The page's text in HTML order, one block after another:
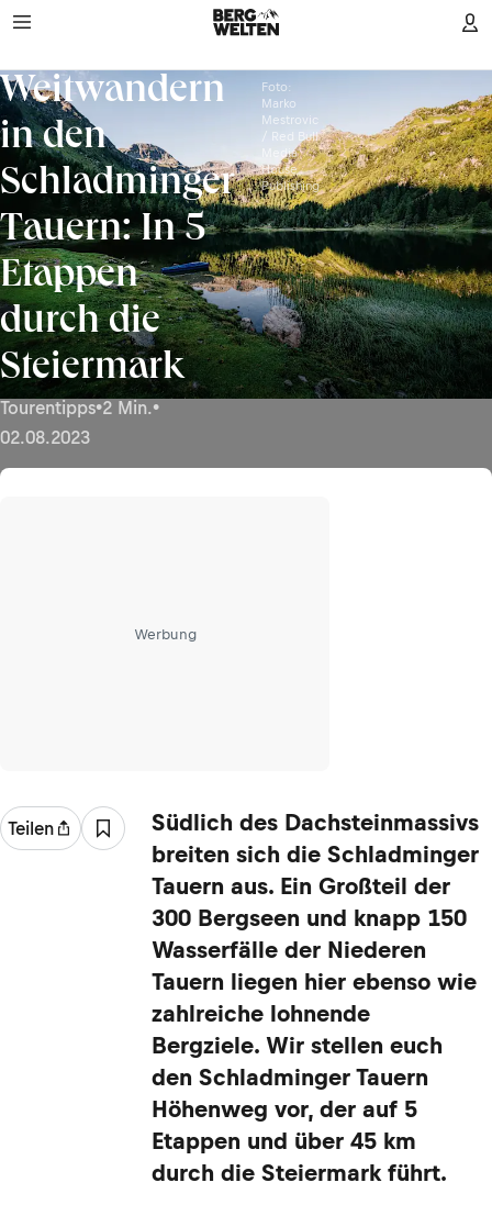
Weitwandern
in den
Schladminger
Tauern: In 5
Etappen
durch die
Steiermark
Tourentipps•2 Min.•
02.08.2023
Foto:
Marko
Mestrovic
/ Red Bull
Media
House
Publishing
Werbung
Teilen
Südlich des Dachsteinmassivs
breiten sich die Schladminger
Tauern aus. Ein Großteil der
300 Bergseen und knapp 150
Wasserfälle der Niederen
Tauern liegen hier ebenso wie
zahlreiche lohnende
Bergziele. Wir stellen euch
den Schladminger Tauern
Höhenweg vor, der auf 5
Etappen und über 45 km
durch die Steiermark führt.